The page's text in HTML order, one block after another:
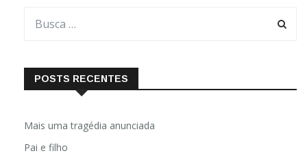
POSTS RECENTES
Mais uma tragédia anunciada
Pai e filho